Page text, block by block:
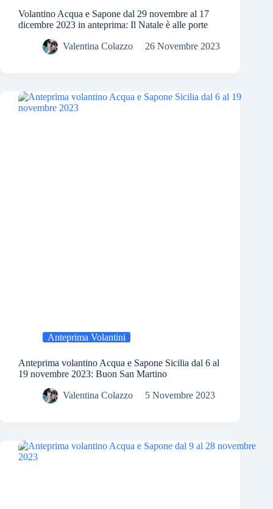
Volantino Acqua e Sapone dal 29 novembre al 17
dicembre 2023 in anteprima: Il Natale è alle porte
Valentina Colazzo 26 Novembre 2023
Anteprima Volantini
Anteprima volantino Acqua e Sapone Sicilia dal 6 al
19 novembre 2023: Buon San Martino
Valentina Colazzo 5 Novembre 2023